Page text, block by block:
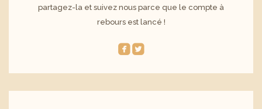
partagez-la et suivez nous parce que le compte à
rebours est lancé !
roundedfacebookroundedtwitterbird